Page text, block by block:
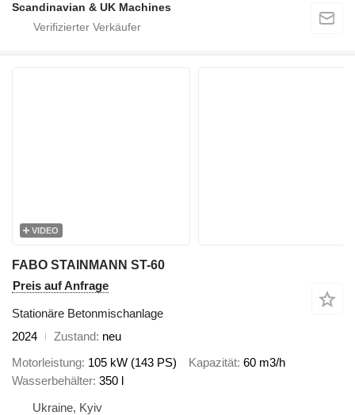
Scandinavian & UK Machines
VIDEO
FABO STAINMANN ST-60
Preis auf Anfrage
Stationäre Betonmischanlage
2024
Zustand neu
Motorleistung 105 kW (143 PS) Kapazität 60 m3/h
Wasserbehälter 350 l
Ukraine, Kyiv